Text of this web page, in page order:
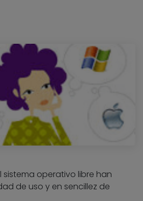
sistema operativo libre han
de uso y en sencillez de